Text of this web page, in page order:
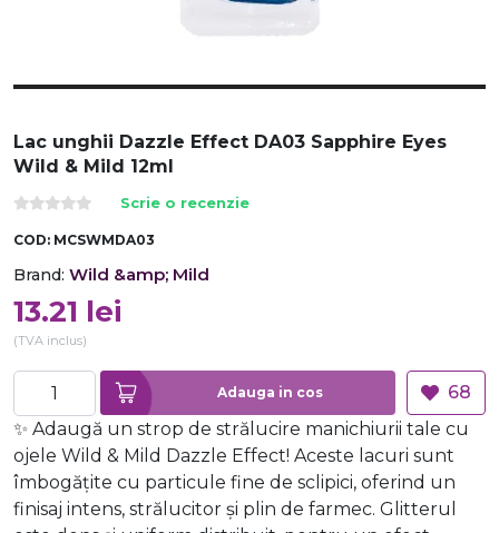
Lac unghii Dazzle Effect DA03 Sapphire Eyes
Wild & Mild 12ml
Scrie o recenzie
COD: MCSWMDA03
Brand: Wild &amp; Mild
13.21 lei
(TVA inclus)
Adauga in cos
68
✨ Adaugă un strop de strălucire manichiurii tale cu
ojele Wild & Mild Dazzle Effect! Aceste lacuri sunt
îmbogățite cu particule fine de sclipici, oferind un
finisaj intens, strălucitor și plin de farmec. Glitterul